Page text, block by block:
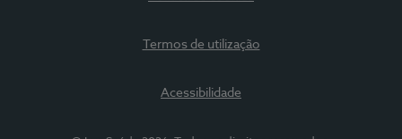
Termos de utilização
Acessibilidade